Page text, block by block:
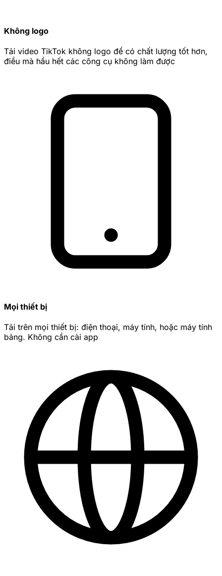
Không logo
Tải video TikTok không logo để có chất lượng tốt hơn,
điều mà hầu hết các công cụ không làm được
Mọi thiết bị
Tải trên mọi thiết bị: điện thoại, máy tính, hoặc máy tính
bảng. Không cần cài app